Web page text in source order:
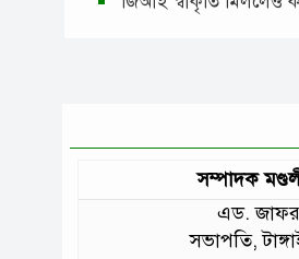
সম্পাদক
এড.
সভাপতি,